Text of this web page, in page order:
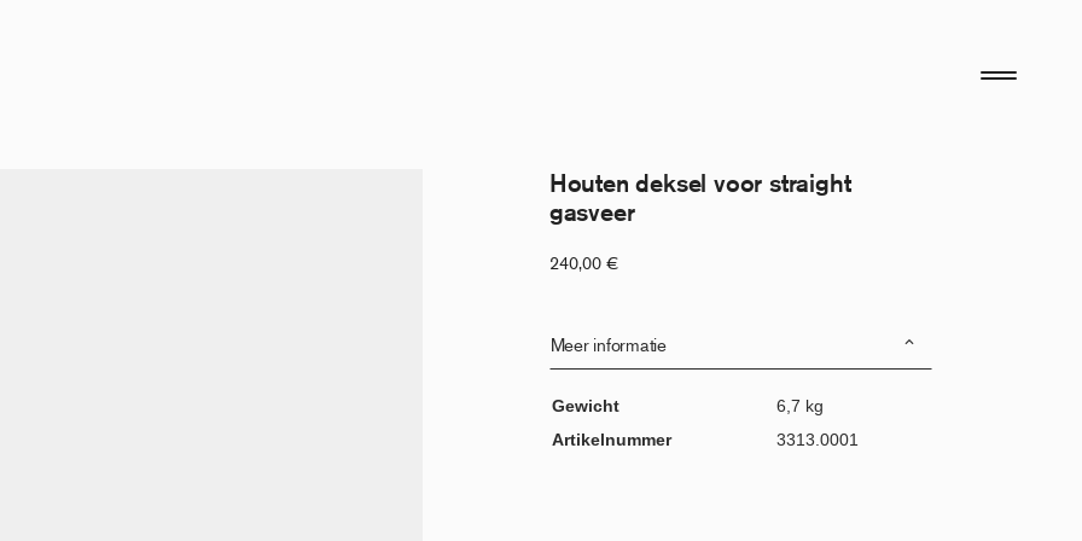
Houten deksel voor straight
gasveer
240,00 €
Meer informatie
Gewicht
6,7 kg
Artikelnummer
3313.0001